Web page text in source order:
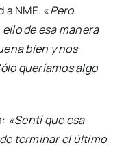
NME. «Pero
de esa manera
bien y nos
queríamos algo
«Sentí que esa
terminar el último